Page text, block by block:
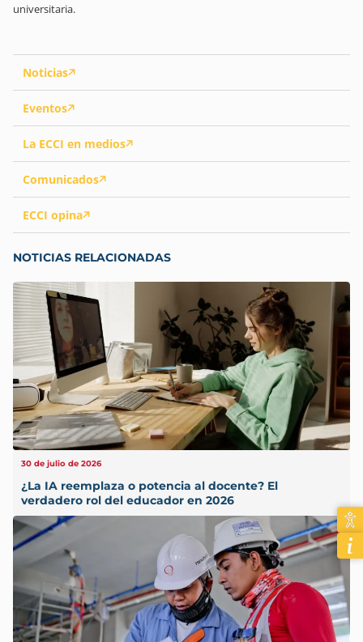
Noticias
Eventos
La ECCI en medios
Comunicados
ECCI opina
NOTICIAS RELACIONADAS
30 de julio de 2026
¿La IA reemplaza o potencia al docente? El
verdadero rol del educador en 2026
universitaria.